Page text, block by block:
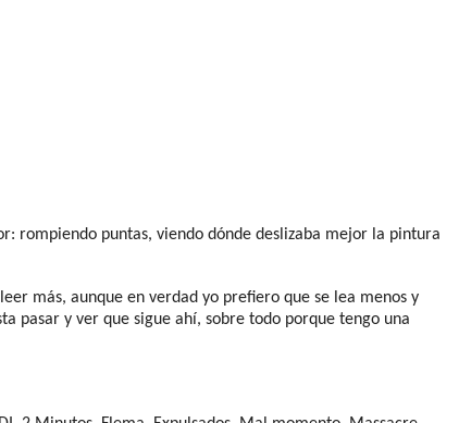
rompiendo puntas, viendo dónde deslizaba mejor la pintura
más, aunque en verdad yo prefiero que se lea menos y
pasar y ver que sigue ahí, sobre todo porque tengo una